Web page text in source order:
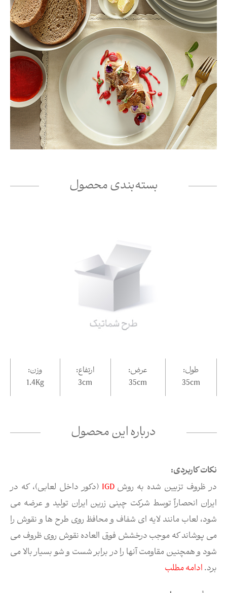
درباره این محصول
نکات کاربردی:
در ظروف تزیین شده به روشIGD (دکور داخل لعابی)، که در
ایران انحصاراً توسط شرکت چینی زرین ایران تولید و عرضه می
شود، لعاب مانند لایه ای شفاف و محافظ روی طرح ها و نقوش را
می پوشاند که موجب درخشش فوق العاده نقوش روی ظروف می
شود و همچنین مقاومت آنها را در برابر شست و شو بسیار بالا می
برد.ادامه مطلب
بسته‌بندی محصول
طول:
35cm
عرض:
35cm
ارتفاع:
3cm
وزن:
1.4Kg